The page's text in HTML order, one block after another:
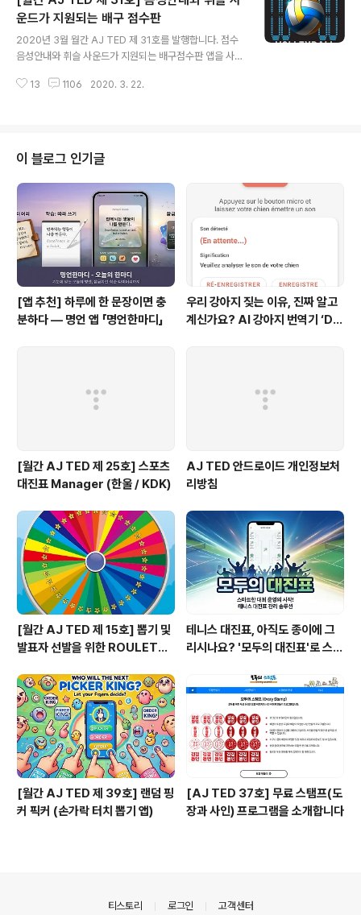
습니다. 둘, 경기결과를 저장하고 언제든 다시 확인 할 수
있습니다. 셋째, 사용방법이 쉬워요. 그동안 외국 제품사용
하느라 많이 힘드셨죠? 넷째, 가격이 무료입니다. 그리고
편리하게 업데이트할 수 있어요. [게이트볼 매니저]로 즐거
운 게이트볼 경기하세요.
운드가 지원되는 배구 점수판
2020년 3월 월간 AJ TED 제 31호를 발행합니다. 점수
음성안내와 휘슬 사운드가 지원되는 배구점수판 앱을 사용
개발한 앱(App)의 제목은 무엇인가요? 배구 점수판 입니
을 할 수 있습니다. 둘, 경기결과를 저장하고 언제든 다시
확인 할 수 있습니다. 셋째, 조작이 쉽고 휘슬 사운드와 점
수 음성안내가 지원됩니다. 넷째, 다양한 점수판 형태를 선
택할 수 있습니다. 배구 점수판과 함께 즐거운 배구 경기 하
세요.
13 1106 2020. 3. 22.
이 블로그 인기글
[앱 추천] 하루에 한 문장이면 충
분하다 — 명언 앱 「명언한마디」
우리 강아지 짖는 이유, 진짜 알고
계신가요? AI 강아지 번역기 ‘Do
[월간 AJ TED 제 25호] 스포츠
대진표 Manager (한울 / KDK)
AJ TED 안드로이드 개인정보처
리방침
[월간 AJ TED 제 15호] 뽑기 및
발표자 선발을 위한 ROULETTE
테니스 대진표, 아직도 종이에 그
리시나요? '모두의 대진표'로 스마
[월간 AJ TED 제 39호] 랜덤 핑
커 픽커 (손가락 터치 뽑기 앱)
[AJ TED 37호] 무료 스탬프(도
장과 사인) 프로그램을 소개합니다
티스토리 로그인 고객센터